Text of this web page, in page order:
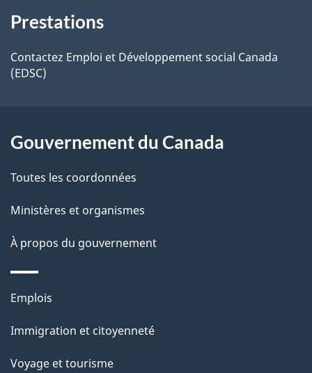
m
s
e
a
g
e
t
e
r
r
a
c
i
o
n
u
r
propos
de
Prestations
Contactez Emploi et Développement social Canada
(EDSC)
Gouvernement du Canada
Toutes les coordonnées
Ministères et organismes
À propos du gouvernement
Thèmes
sujets
Emplois
Immigration et citoyenneté
Voyage et tourisme